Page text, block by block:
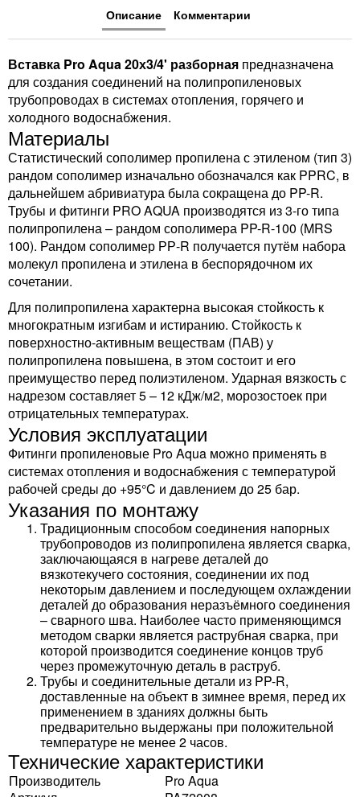
Описание Комментарии
Вставка Pro Aqua 20х3/4' разборная предназначена
для создания соединений на полипропиленовых
трубопроводах в системах отопления, горячего и
холодного водоснабжения.
Материалы
Статистический сополимер пропилена с этиленом (тип 3)
рандом сополимер изначально обозначался как PPRC, в
дальнейшем абривиатура была сокращена до PP-R.
Трубы и фитинги PRO AQUA производятся из 3-го типа
полипропилена – рандом сополимера PP-R-100 (MRS
100). Рандом сополимер РР-R получается путём набора
молекул пропилена и этилена в беспорядочном их
сочетании.
Для полипропилена характерна высокая стойкость к
многократным изгибам и истиранию. Стойкость к
поверхностно-активным веществам (ПАВ) у
полипропилена повышена, в этом состоит и его
преимущество перед полиэтиленом. Ударная вязкость с
надрезом составляет 5 – 12 кДж/м2, морозостоек при
отрицательных температурах.
Условия эксплуатации
Фитинги пропиленовые Pro Aqua можно применять в
системах отопления и водоснабжения с температурой
рабочей среды до +95°C и давлением до 25 бар.
Указания по монтажу
Традиционным способом соединения напорных
трубопроводов из полипропилена является сварка,
заключающаяся в нагреве деталей до
вязкотекучего состояния, соединении их под
некоторым давлением и последующем охлаждении
деталей до образования неразъёмного соединения
– сварного шва. Наиболее часто применяющимся
методом сварки является раструбная сварка, при
которой производится соединение концов труб
через промежуточную деталь в раструб.
Трубы и соединительные детали из PP-R,
доставленные на объект в зимнее время, перед их
применением в зданиях должны быть
предварительно выдержаны при положительной
температуре не менее 2 часов.
Технические характеристики
Производитель
Pro Aqua